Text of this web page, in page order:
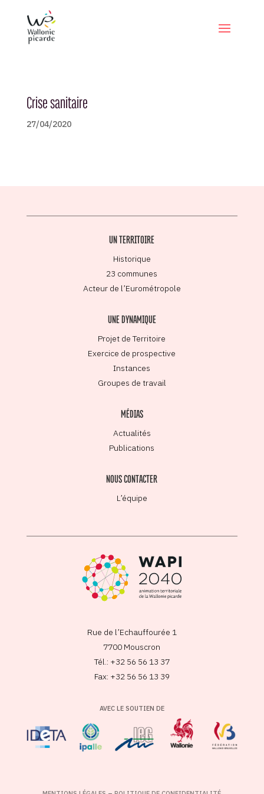
Crise sanitaire
27/04/2020
UN TERRITOIRE
Historique
23 communes
Acteur de l’Eurométropole
UNE DYNAMIQUE
Projet de Territoire
Exercice de prospective
Instances
Groupes de travail
MÉDIAS
Actualités
Publications
NOUS CONTACTER
L’équipe
Rue de l’Echauffourée 1
7700 Mouscron
Tél.: +32 56 56 13 37
Fax: +32 56 56 13 39
AVEC LE SOUTIEN DE